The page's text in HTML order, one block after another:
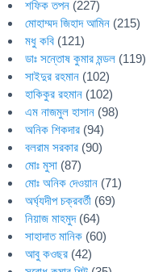
শফিক তপন (227)
মোহাম্মদ জিহাদ আমিন (215)
মধু কবি (121)
ডাঃ সন্তোষ কুমার মন্ডল (119)
সাইদুর রহমান (102)
হাকিকুর রহমান (102)
এম নাজমুল হাসান (98)
অনিক শিকদার (94)
বলরাম সরকার (90)
মোঃ মুসা (87)
মোঃ অনিক দেওয়ান (71)
অর্ঘ্যদীপ চক্রবর্তী (69)
নিয়াজ মাহমুদ(64)
সাহাদাত মানিক (60)
আবু কওছর (42)